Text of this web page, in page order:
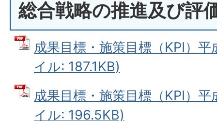
総合戦略の推進及び評
成果目標・施策目標（KPI）
イル: 187.1KB)
成果目標・施策目標（KPI）
イル: 196.5KB)